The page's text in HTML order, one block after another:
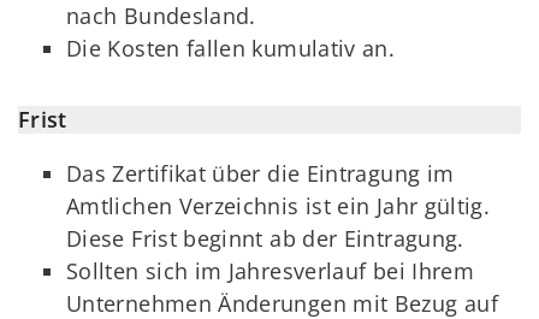
nach Bundesland.
Die Kosten fallen kumulativ an.
Frist
Das Zertifikat über die Eintragung im
Amtlichen Verzeichnis ist ein Jahr gültig.
Diese Frist beginnt ab der Eintragung.
Sollten sich im Jahresverlauf bei Ihrem
Unternehmen Änderungen mit Bezug auf